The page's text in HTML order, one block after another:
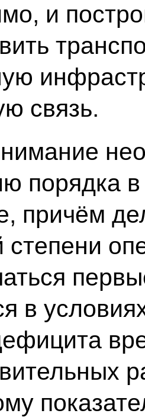
и
связь.
порядка
причём
в